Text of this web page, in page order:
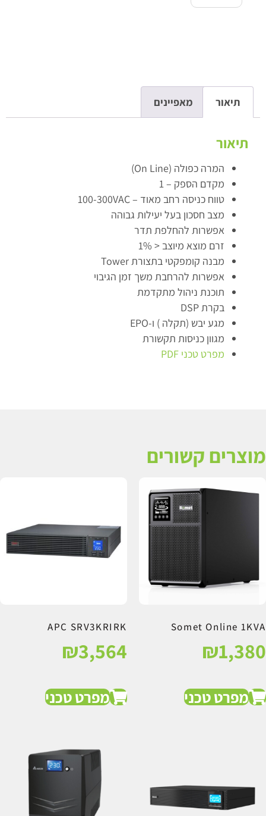
תיאור מאפיינים
תיאור
המרה כפולה (On Line)
מקדם הספק – 1
טווח כניסה רחב מאוד – 100-300VAC
מצב חסכון בעל יעילות גבוהה
אפשרות להחלפת תדר
זרם מוצא מיוצב < 1%
מבנה קומפקטי בתצורת Tower
אפשרות להרחבת משך זמן הגיבוי
תוכנת ניהול מתקדמת
בקרת DSP
מגע יבש (תקלה ) ו-EPO
מגוון כניסות תקשורת
מפרט טכני PDF
מוצרים קשורים
Somet Online 1KVA
₪1,380
מפרט טכני
APC SRV3KRIRK
₪3,564
מפרט טכני